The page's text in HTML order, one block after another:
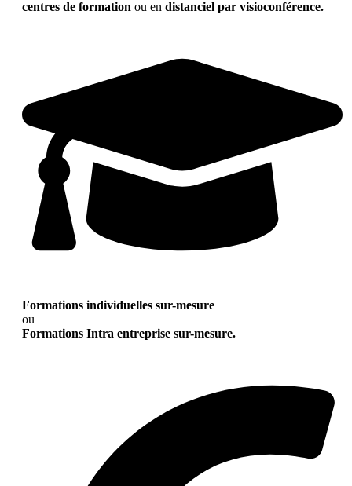
centres de formation ou en distanciel par visioconférence.
Formations individuelles sur-mesure
ou
Formations Intra entreprise sur-mesure.